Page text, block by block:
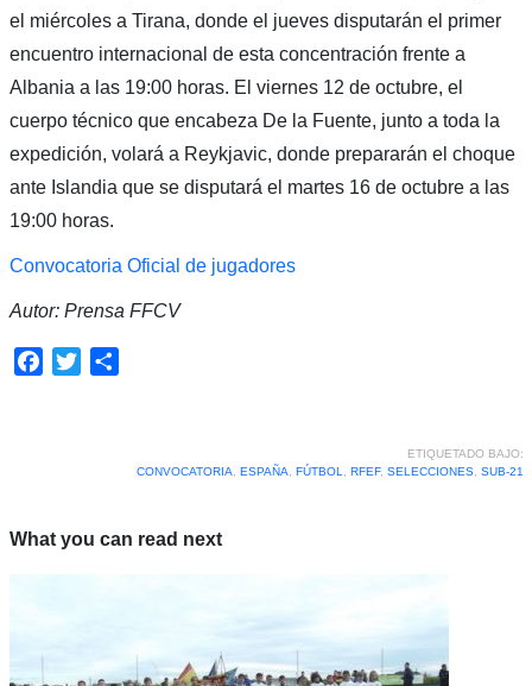
el miércoles a Tirana, donde el jueves disputarán el primer
encuentro internacional de esta concentración frente a
Albania a las 19:00 horas. El viernes 12 de octubre, el
cuerpo técnico que encabeza De la Fuente, junto a toda la
expedición, volará a Reykjavic, donde prepararán el choque
ante Islandia que se disputará el martes 16 de octubre a las
19:00 horas.
Convocatoria Oficial de jugadores
Autor: Prensa FFCV
Facebook
Twitter
ETIQUETADO BAJO:
CONVOCATORIA
ESPAÑA FÚTBOL RFEF, SELECCIONES, SUB-21
What you can read next